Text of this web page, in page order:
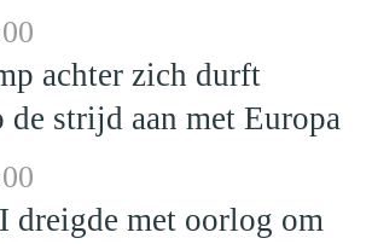
achter zich durft
strijd aan met Europa
dreigde met oorlog om